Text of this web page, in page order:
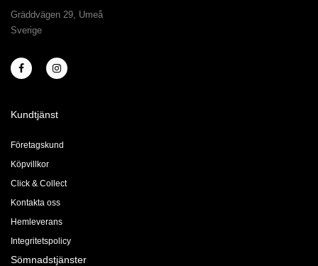
Gräddvägen 29, Umeå
Sverige
Kundtjänst
Företagskund
Köpvillkor
Click & Collect
Kontakta oss
Hemleverans
Integritetspolicy
Sömnadstjänster